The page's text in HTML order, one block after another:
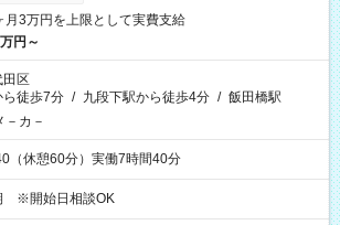
月3万円を上限として実費支給
円～
区
ら徒歩7分 / 九段下駅から徒歩4分 / 飯田橋駅
－カ－
（休憩60分）実働7時間40分
※開始日相談OK